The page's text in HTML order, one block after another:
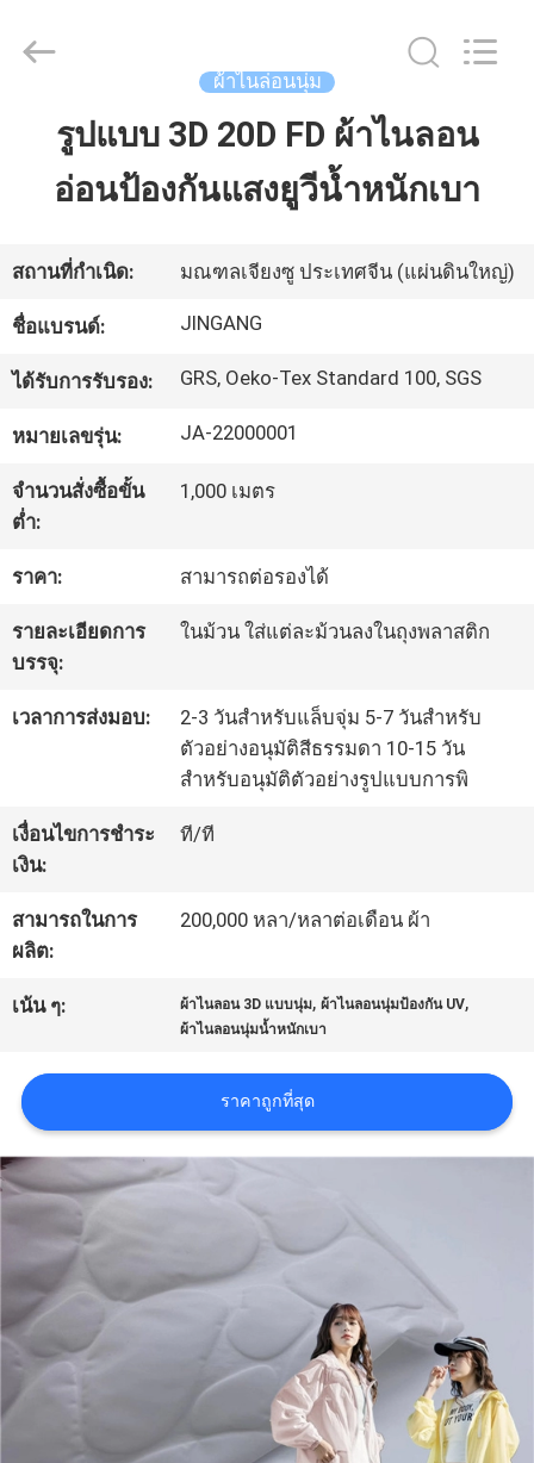
บ้าน
เกี่ยว
กับ
เรา
ทัวร์
โรงงาน
ควบคุม
คุณภาพ
เรา
ข่าว
COMPANY
NEWS
แผนผัง
เว็บไซต์
PRIVACY
POLICY
2025
Suzhou
ผ้าไนล่อนนุ่ม
รูปแบบ 3D 20D FD ผ้าไนลอน
อ่อนป้องกันแสงยูวีน้ำหนักเบา
สถานที่กำเนิด: มณฑลเจียงซู ประเทศจีน (แผ่นดินใหญ่)
ชื่อแบรนด์: JINGANG
ได้รับการรับรอง: GRS, Oeko-Tex Standard 100, SGS
หมายเลขรุ่น: JA-22000001
จำนวนสั่งซื้อขั้น
ต่ำ:
1,000 เมตร
ราคา: สามารถต่อรองได้
รายละเอียดการ
บรรจุ:
ในม้วน ใส่แต่ละม้วนลงในถุงพลาสติก
เวลาการส่งมอบ:
2-3 วันสำหรับแล็บจุ่ม 5-7 วันสำหรับ
ตัวอย่างอนุมัติสีธรรมดา 10-15 วัน
สำหรับอนุมัติตัวอย่างรูปแบบการพิ
เงื่อนไขการชำระ
เงิน:
ที/ที
สามารถในการ
ผลิต:
200,000 หลา/หลาต่อเดือน ผ้า
เน้น ๆ: ผ้าไนลอน 3D แบบนุ่ม,ผ้าไนลอนนุ่มป้องกัน UV,
ผ้าไนลอนนุ่มน้ำหนักเบา
ราคาถูกที่สุด